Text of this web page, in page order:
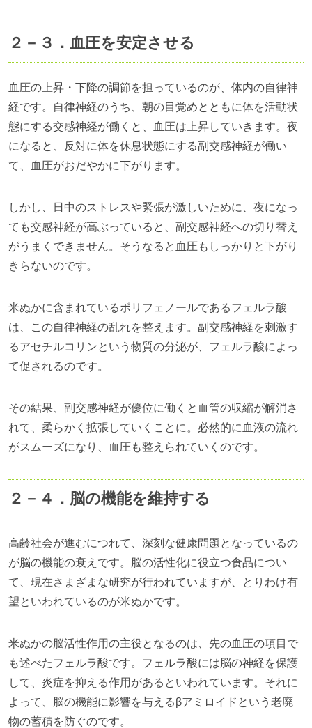
２－３．血圧を安定させる
血圧の上昇・下降の調節を担っているのが、体内の自律神
経です。自律神経のうち、朝の目覚めとともに体を活動状
態にする交感神経が働くと、血圧は上昇していきます。夜
になると、反対に体を休息状態にする副交感神経が働い
て、血圧がおだやかに下がります。
しかし、日中のストレスや緊張が激しいために、夜になっ
ても交感神経が高ぶっていると、副交感神経への切り替え
がうまくできません。そうなると血圧もしっかりと下がり
きらないのです。
米ぬかに含まれているポリフェノールであるフェルラ酸
は、この自律神経の乱れを整えます。副交感神経を刺激す
るアセチルコリンという物質の分泌が、フェルラ酸によっ
て促されるのです。
その結果、副交感神経が優位に働くと血管の収縮が解消さ
れて、柔らかく拡張していくことに。必然的に血液の流れ
がスムーズになり、血圧も整えられていくのです。
２－４．脳の機能を維持する
高齢社会が進むにつれて、深刻な健康問題となっているの
が脳の機能の衰えです。脳の活性化に役立つ食品につい
て、現在さまざまな研究が行われていますが、とりわけ有
望といわれているのが米ぬかです。
米ぬかの脳活性作用の主役となるのは、先の血圧の項目で
も述べたフェルラ酸です。フェルラ酸には脳の神経を保護
して、炎症を抑える作用があるといわれています。それに
よって、脳の機能に影響を与えるβアミロイドという老廃
物の蓄積を防ぐのです。